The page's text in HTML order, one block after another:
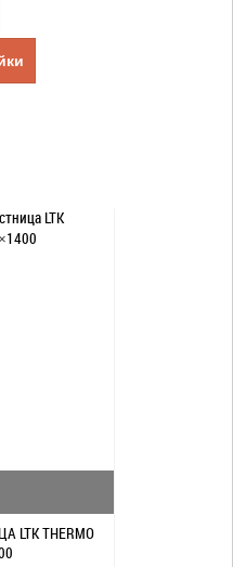
LTK THERMO